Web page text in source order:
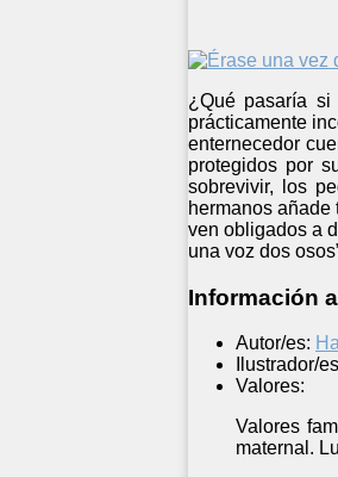
¿Qué pasaría si
prácticamente
enternecedor
protegidos por
sobrevivir, los
hermanos
ven obligados a
una voz dos
Información
Autor/es:
Ilustrador/
Valores:
Valores
maternal.